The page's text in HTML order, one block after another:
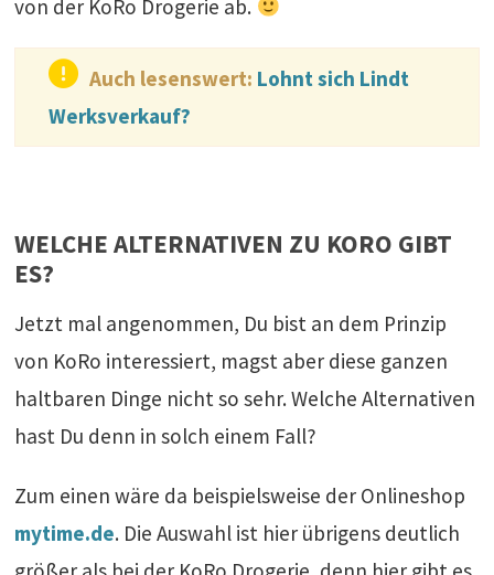
von der KoRo Drogerie ab.
Auch lesenswert: Lohnt sich Lindt
Werksverkauf?
WELCHE ALTERNATIVEN ZU KORO GIBT
ES?
Jetzt mal angenommen, Du bist an dem Prinzip
von KoRo interessiert, magst aber diese ganzen
haltbaren Dinge nicht so sehr. Welche Alternativen
hast Du denn in solch einem Fall?
Zum einen wäre da beispielsweise der Onlineshop
mytime.de. Die Auswahl ist hier übrigens deutlich